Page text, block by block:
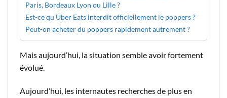
Paris, Bordeaux Lyon ou Lille ?
Est-ce qu’Uber Eats interdit officiellement le poppers ?
Peut-on acheter du poppers rapidement autrement ?
Mais aujourd’hui, la situation semble avoir fortement
évolué.
Aujourd’hui, les internautes recherches de plus en